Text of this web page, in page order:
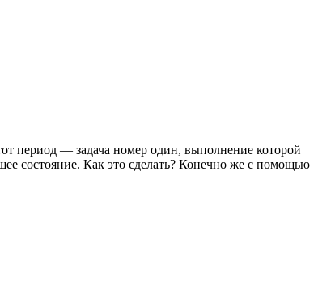
период — задача номер один, выполнение которой
состояние. Как это сделать? Конечно же с помощью